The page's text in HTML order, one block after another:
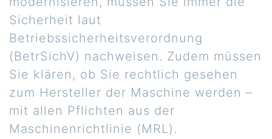
Sicherheit laut
Betriebssicherheitsverordnung
(BetrSichV) nachweisen. Zudem müssen
Sie klären, ob Sie rechtlich gesehen
zum Hersteller der Maschine werden –
mit allen Pflichten aus der
Maschinenrichtlinie (MRL).